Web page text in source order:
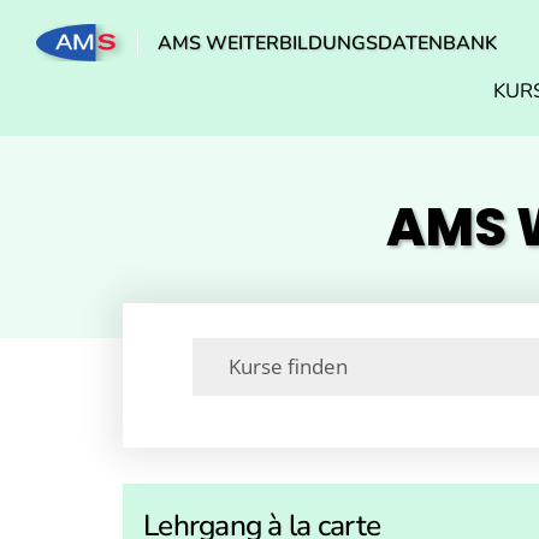
AMS WEITERBILDUNGSDATENBANK
AMS
Lehrgang à la carte